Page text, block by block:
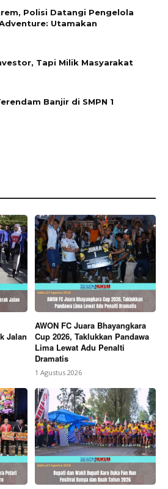
Polisi Datangi Pengelola
Utamakan
Tapi Milik Masyarakat
Banjir di SMPN 1
Jalan
AWON FC Juara Bhayangkara
Cup 2026, Taklukkan Pandawa
Lima Lewat Adu Penalti
Dramatis
1 Agustus 2026